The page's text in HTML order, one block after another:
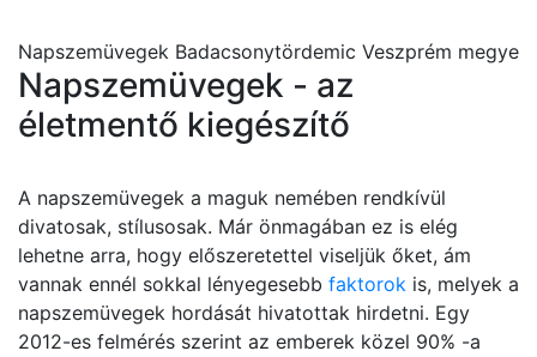
Napszemüvegek Badacsonytördemic Veszprém megye
Napszemüvegek - az
életmentő kiegészítő
A napszemüvegek a maguk nemében rendkívül
divatosak, stílusosak. Már önmagában ez is elég
lehetne arra, hogy előszeretettel viseljük őket, ám
vannak ennél sokkal lényegesebb faktorok is, melyek a
napszemüvegek hordását hivatottak hirdetni. Egy
2012-es felmérés szerint az emberek közel 90% -a